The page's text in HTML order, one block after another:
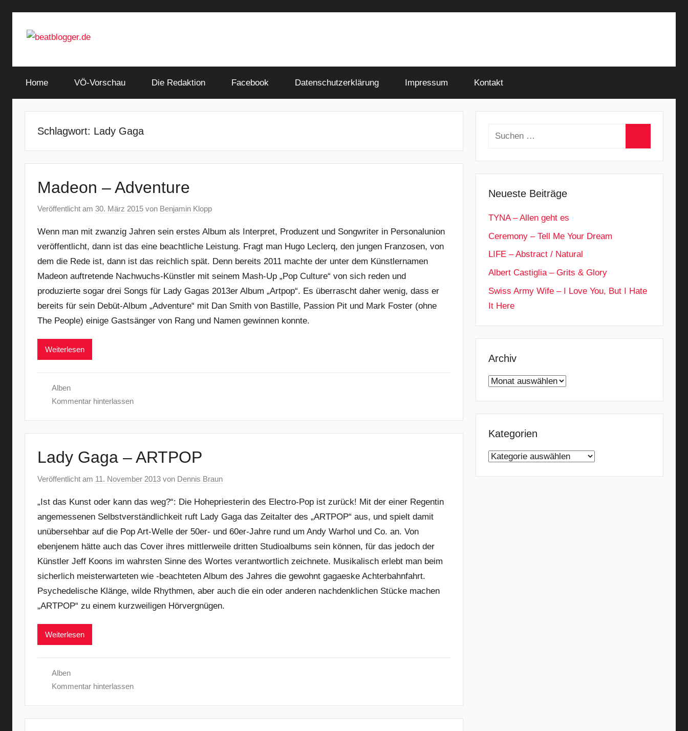
Inhalt
beatblogger.de
and
the
Home VÖ-Vorschau Die Redaktion Facebook Datenschutzerklärung Impressum Kontakt
Schlagwort: Lady Gaga
Madeon – Adventure
Veröffentlicht am 30. März 2015 von Benjamin Klopp
Wenn man mit zwanzig Jahren sein erstes Album als Interpret, Produzent und Songwriter in Personalunion
veröffentlicht, dann ist das eine beachtliche Leistung. Fragt man Hugo Leclerq, den jungen Franzosen, von
dem die Rede ist, dann ist das reichlich spät. Denn bereits 2011 machte der unter dem Künstlernamen
Madeon auftretende Nachwuchs-Künstler mit seinem Mash-Up „Pop Culture“ von sich reden und
produzierte sogar drei Songs für Lady Gagas 2013er Album „Artpop“. Es überrascht daher wenig, dass er
bereits für sein Debüt-Album „Adventure“ mit Dan Smith von Bastille, Passion Pit und Mark Foster (ohne
The People) einige Gastsänger von Rang und Namen gewinnen konnte.
Weiterlesen
Alben
Kommentar hinterlassen
Lady Gaga – ARTPOP
Veröffentlicht am 11. November 2013 von Dennis Braun
„Ist das Kunst oder kann das weg?“: Die Hohepriesterin des Electro-Pop ist zurück! Mit der einer Regentin
angemessenen Selbstverständlichkeit ruft Lady Gaga das Zeitalter des „ARTPOP“ aus, und spielt damit
unübersehbar auf die Pop Art-Welle der 50er- und 60er-Jahre rund um Andy Warhol und Co. an. Von
ebenjenem hätte auch das Cover ihres mittlerweile dritten Studioalbums sein können, für das jedoch der
Künstler Jeff Koons im wahrsten Sinne des Wortes verantwortlich zeichnete. Musikalisch erlebt man beim
sicherlich meisterwarteten wie -beachteten Album des Jahres die gewohnt gagaeske Achterbahnfahrt.
Psychedelische Klänge, wilde Rhythmen, aber auch die ein oder anderen nachdenklichen Stücke machen
„ARTPOP“ zu einem kurzweiligen Hörvergnügen.
Weiterlesen
Alben
Kommentar hinterlassen
Suchen
Neueste Beiträge
TYNA – Allen geht es
Ceremony – Tell Me Your Dream
LIFE – Abstract / Natural
Albert Castiglia – Grits & Glory
Swiss Army Wife – I Love You, But I Hate
It Here
Archiv
Archiv
Kategorien
Kategorien